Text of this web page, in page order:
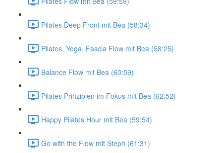
Pilates Deep Front mit Bea (58:34)
Pilates, Yoga, Fascia Flow mit Bea (58:25)
Balance Flow mit Bea (60:59)
Pilates Prinzipien im Fokus mit Bea (62:52)
Happy Pilates Hour mit Bea (59:54)
Go with the Flow mit Steph (61:31)